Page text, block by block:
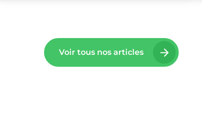
Voir tous nos articles